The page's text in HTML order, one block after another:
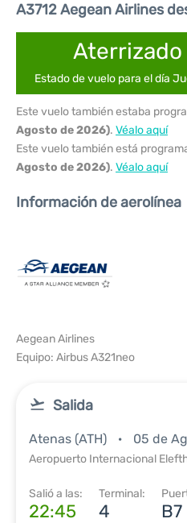
A3712 Aegean Airlines
Estado de vuelo para el día
Este vuelo también estaba
Agosto de 2026). Véalo aquí
Este vuelo también está
Agosto de 2026). Véalo aquí
Información de aerolínea
Aegean Airlines
Equipo: Airbus A321neo
Salida
Atenas (ATH) 05 de
Aeropuerto Internacional
Salió a las:
22:45
Terminal:
4 B7